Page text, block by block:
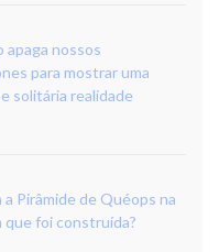
apaga nossos
para mostrar uma
solitária realidade
a Pirâmide de Quéops na
que foi construída?